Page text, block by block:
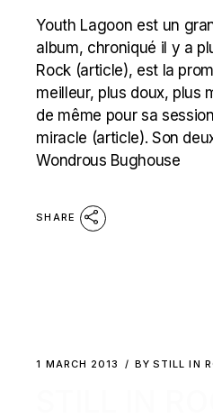
Youth Lagoon est un
album, chroniqué il y a
Rock (article), est la
meilleur, plus doux, plus
de même pour sa
miracle (article). Son
Wondrous Bughouse
SHARE
1 MARCH 2013 BY STILL IN